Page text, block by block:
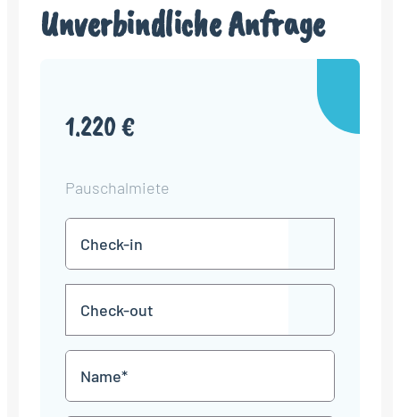
Unverbindliche Anfrage
1.220 €
Pauschalmiete
in
TT
Punkt
MM
JJJJ
TT
Punkt
MM
JJJJ